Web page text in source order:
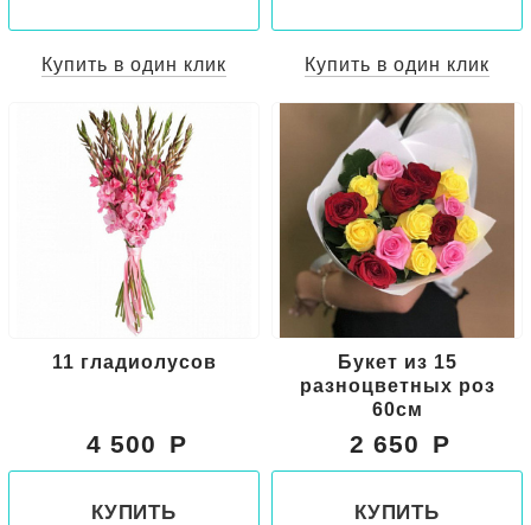
Купить в один клик Купить в один клик
11 гладиолусов
4 500
КУПИТЬ
Букет из 15
разноцветных роз
60см
2 650
КУПИТЬ